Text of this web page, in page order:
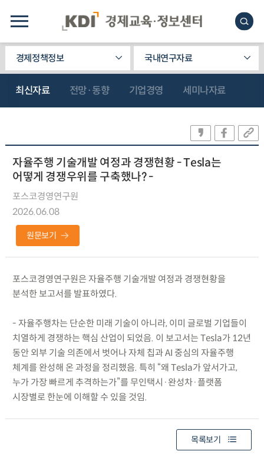
경제정책정보 국내연구자료
최신자료 전망·동향 기업경영 세미나자료
자율주행 기술개발 여정과 경쟁현황 - Tesla는
어떻게 경쟁우위를 구축했나? -
포스코경영연구원
2026.06.08
원문보기
포스코경영연구원은 자율주행 기술개발 여정과 경쟁현황을
분석한 보고서를 발표하였다.
- 자율주행차는 단순한 미래 기술이 아니라, 이미 글로벌 기업들이
치열하게 경쟁하는 핵심 산업이 되었음. 이 보고서는 Tesla가 12년
동안 외부 기술 의존에서 벗어나 자체 칩과 AI 중심의 자율주행
체계를 완성해 온 과정을 정리했음. 특히 “왜 Tesla가 앞서가고,
누가 가장 빠르게 추격하는가”를 무인택시·완성차·플랫폼
시장별로 한눈에 이해할 수 있을 것임.
목록보기